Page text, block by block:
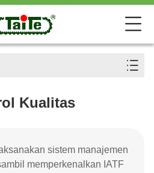
Kualitas
sistem manajemen
memperkenalkan IATF